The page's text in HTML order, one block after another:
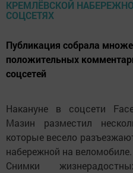
Публикация собрала
положительных
соцсетей
Накануне в соцсети
Мазин разместил
которые весело
набережной на веломобиле.
Снимки